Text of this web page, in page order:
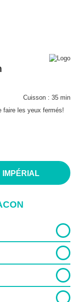
Cuisson : 35 min
faire les yeux fermés!
IMPÉRIAL